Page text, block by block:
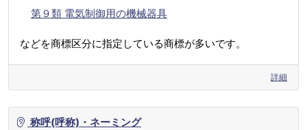
第９類 電気制御用の機械器具
などを商標区分に指定している商標が多いです。
詳細
称呼(呼称)・ネーミング